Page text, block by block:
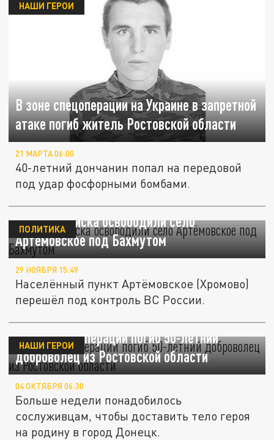
В зоне спецоперации на Украине в запретной
атаке погиб житель Ростовской области
НАШИ ГЕРОИ
21 МАРТА 06:00
40-летний дончанин попал на передовой
под удар фосфорными бомбами.
Русские войска освободили село
Артёмовское под Бахмутом
ПОЛИТИКА
29 НОЯБРЯ 15:49
Населённый пункт Артёмовское (Хромово)
перешёл под контроль ВС России.
В зоне спецоперации погиб 50-летний
доброволец из Ростовской области
НАШИ ГЕРОИ
04 ОКТЯБРЯ 06:30
Больше недели понадобилось
сослуживцам, чтобы доставить тело героя
на родину в город Донецк.